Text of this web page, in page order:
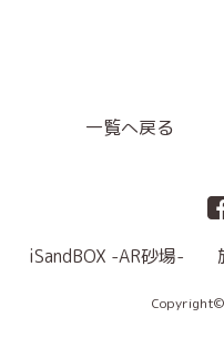
一覧へ戻る
iSandBOX -AR砂場-
Copyright©